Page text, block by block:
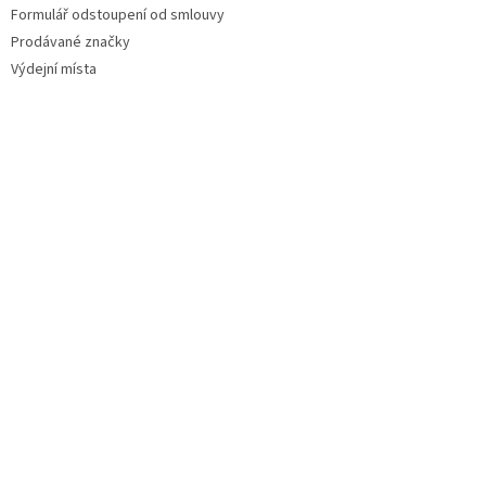
Formulář odstoupení od smlouvy
Prodávané značky
Výdejní místa